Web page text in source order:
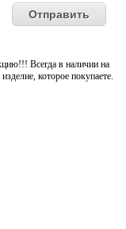
Всегда в наличии на
которое покупаете.